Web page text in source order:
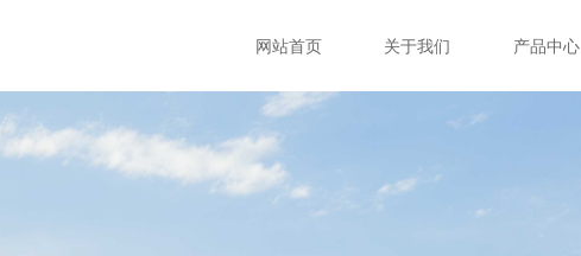
网站首页 关于我们 产品中心